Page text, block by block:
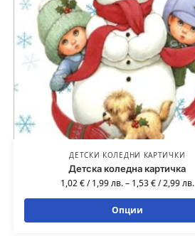
ДЕТСКИ КОЛЕДНИ КАРТИЧКИ
Детска коледна картичка
1,02€/1,99лв.– 1,53€/2,99лв.
Опции